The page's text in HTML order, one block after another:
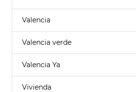
Valencia
Valencia verde
Valencia Ya
Vivienda